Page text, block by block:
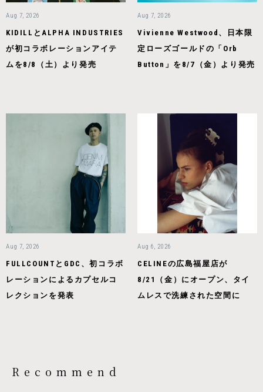
Aug 7, 2026
KIDILLとALPHA INDUSTRIES
が初コラボレーションアイテ
ムを8/8（土）より発売
Aug 7, 2026
Vivienne Westwood、日本限
定ローズゴールドの「Orb
Button」を8/7（金）より発売
Aug 7, 2026
FULLCOUNTとGDC、初コラボ
レーションによるカプセルコ
レクションを発表
Aug 6, 2026
CELINEの広島福屋店が
8/21（金）にオープン、タイ
ムレスで洗練された空間に
Recommend